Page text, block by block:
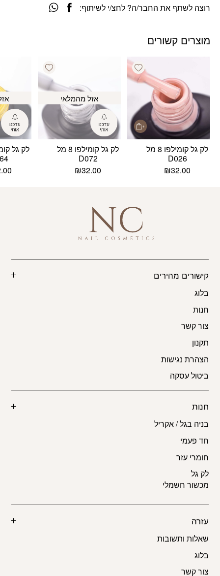
רוצה לשתף את החבר/ה? לחצ/י לשיתוף:
מוצרים קשורים
Add wishlist
לק גל קומילפו 8 מל
D026
₪32.00
Add wishlist
אזל מהמלאי
לק גל קומילפו 8 מל
D072
₪32.00
קישורים מהירים
בלוג
חנות
צור קשר
תקנון
הצהרת נגישות
ביטול עסקה
חנות
בניה בגל / אקריל
חד פעמי
חומרי עזר
לק גל
מכשור חשמלי
עזרה
שאלות ותשובות
בלוג
צור קשר